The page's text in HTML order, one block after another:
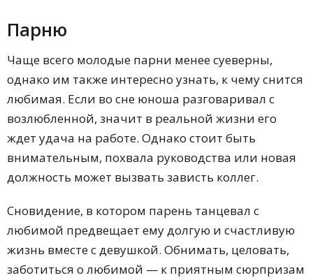
Парню
Чаще всего молодые парни менее суеверны,
однако им также интересно узнать, к чему снится
любимая. Если во сне юноша разговаривал с
возлюбленной, значит в реальной жизни его
ждет удача на работе. Однако стоит быть
внимательным, похвала руководства или новая
должность может вызвать зависть коллег.
Сновидение, в котором парень танцевал с
любимой предвещает ему долгую и счастливую
жизнь вместе с девушкой. Обнимать, целовать,
заботиться о любимой — к приятным сюрпризам